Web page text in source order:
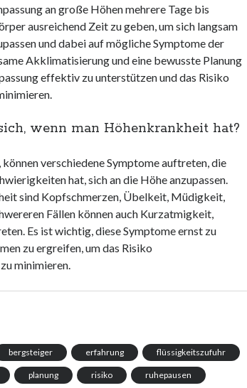
an große Höhen mehrere Tage bis
ausreichend Zeit zu geben, um sich langsam
und dabei auf mögliche Symptome der
Akklimatisierung und eine bewusste Planung
effektiv zu unterstützen und das Risiko
wenn man Höhenkrankheit hat?
verschiedene Symptome auftreten, die
hat, sich an die Höhe anzupassen.
sind Kopfschmerzen, Übelkeit, Müdigkeit,
Fällen können auch Kurzatmigkeit,
Es ist wichtig, diese Symptome ernst zu
zu ergreifen, um das Risiko
minimieren.
bergsteiger erfahrung flüssigkeitszufuhr
planung risiko ruhepausen